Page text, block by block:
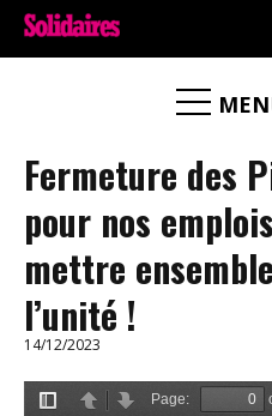
Fermeture des
pour nos
mettre
l’unité !
14/12/2023